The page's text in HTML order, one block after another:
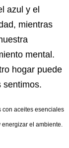
azul y el
mientras
mental.
hogar puede
sentimos.